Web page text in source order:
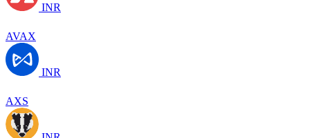
INR
AVAX
INR
AXS